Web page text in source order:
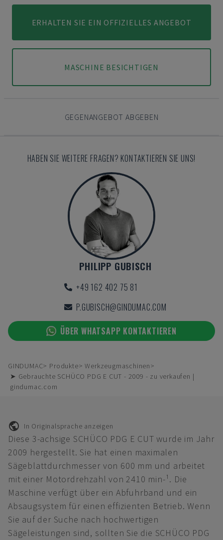
ERHALTEN SIE EIN OFFIZIELLES ANGEBOT
MASCHINE BESICHTIGEN
GEGENANGEBOT ABGEBEN
HABEN SIE WEITERE FRAGEN? KONTAKTIEREN SIE UNS!
PHILIPP GUBISCH
+49 162 402 75 81
P.GUBISCH@GINDUMAC.COM
ÜBER WHATSAPP KONTAKTIEREN
GINDUMAC Produkte
Werkzeugmaschinen
➤ Gebrauchte SCHÜCO PDG E CUT - 2009 - zu verkaufen |
gindumac.com
In Originalsprache anzeigen
Diese 3-achsige SCHÜCO PDG E CUT wurde im Jahr
2009 hergestellt. Sie hat einen maximalen
Sägeblattdurchmesser von 600 mm und arbeitet
mit einer Motordrehzahl von 2410 min-¹. Die
Maschine verfügt über ein Abfuhrband und ein
Absaugsystem für einen effizienten Betrieb. Wenn
Sie auf der Suche nach hochwertigen
Sägeleistungen sind, sollten Sie die SCHÜCO PDG